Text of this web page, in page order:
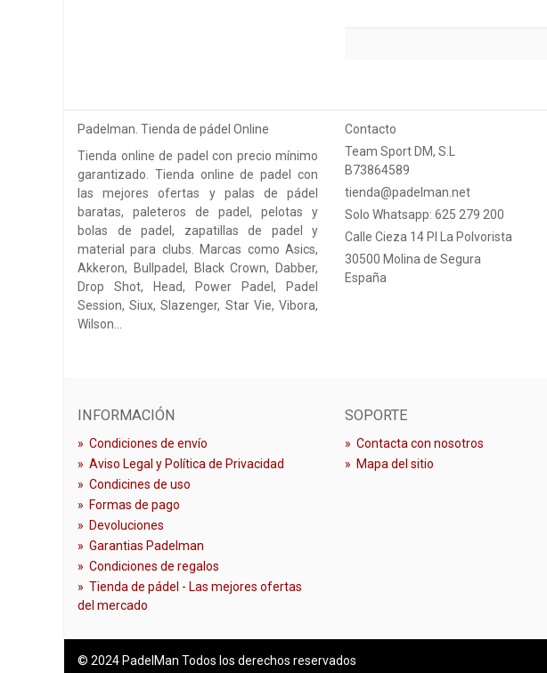
Padelman. Tienda de pádel Online
Tienda online de padel con precio mínimo
garantizado. Tienda online de padel con
las mejores ofertas y palas de pádel
baratas, paleteros de padel, pelotas y
bolas de padel, zapatillas de padel y
material para clubs. Marcas como Asics,
Akkeron, Bullpadel, Black Crown, Dabber,
Drop Shot, Head, Power Padel, Padel
Session, Siux, Slazenger, Star Vie, Vibora,
Wilson…
Contacto
Team Sport DM, S.L
B73864589
tienda@padelman.net
Solo Whatsapp: 625 279 200
Calle Cieza 14 PI La Polvorista
30500 Molina de Segura
España
INFORMACIÓN
» Condiciones de envío
» Aviso Legal y Política de Privacidad
» Condicines de uso
» Formas de pago
» Devoluciones
» Garantias Padelman
» Condiciones de regalos
» Tienda de pádel - Las mejores ofertas
del mercado
SOPORTE
» Contacta con nosotros
» Mapa del sitio
© 2024 PadelMan Todos los derechos reservados